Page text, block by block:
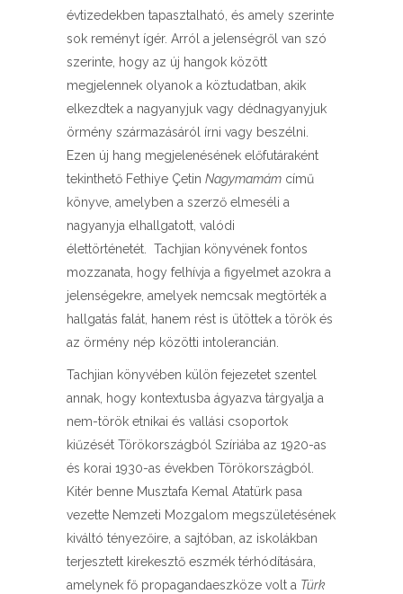
évtizedekben tapasztalható, és amely szerinte
sok reményt ígér. Arról a jelenségről van szó
szerinte, hogy az új hangok között
megjelennek olyanok a köztudatban, akik
elkezdtek a nagyanyjuk vagy dédnagyanyjuk
örmény származásáról írni vagy beszélni.
Ezen új hang megjelenésének előfutáraként
tekinthető Fethiye Çetin Nagymamám című
könyve, amelyben a szerző elmeséli a
nagyanyja elhallgatott, valódi
élettörténetét. Tachjian könyvének fontos
mozzanata, hogy felhívja a figyelmet azokra a
jelenségekre, amelyek nemcsak megtörték a
hallgatás falát, hanem rést is ütöttek a török és
az örmény nép közötti intolerancián.
Tachjian könyvében külön fejezetet szentel
annak, hogy kontextusba ágyazva tárgyalja a
nem-török etnikai és vallási csoportok
kiűzését Törökországból Szíriába az 1920-as
és korai 1930-as években Törökországból.
Kitér benne Musztafa Kemal Atatürk pasa
vezette Nemzeti Mozgalom megszületésének
kiváltó tényezőire, a sajtóban, az iskolákban
terjesztett kirekesztő eszmék térhódítására,
amelynek fő propagandaeszköze volt a Türk